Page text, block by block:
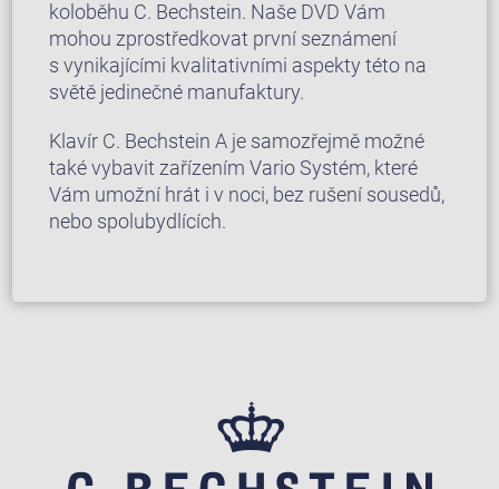
koloběhu C. Bechstein. Naše DVD Vám
mohou zprostředkovat první seznámení
s vynikajícími kvalitativními aspekty této na
světě jedinečné manufaktury.
Klavír C. Bechstein A je samozřejmě možné
také vybavit zařízením Vario Systém, které
Vám umožní hrát i v noci, bez rušení sousedů,
nebo spolubydlících.